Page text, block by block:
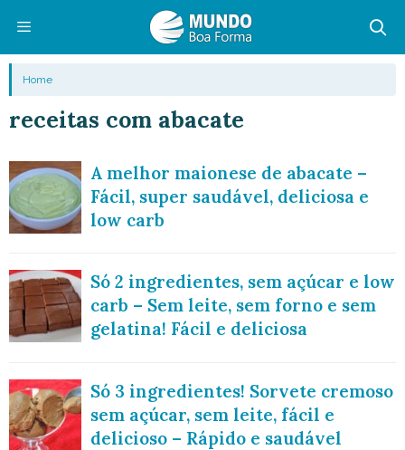
conteúdo
Menu
Home
receitas com abacate
A melhor maionese de abacate –
Fácil, super saudável, deliciosa e
low carb
Só 2 ingredientes, sem açúcar e low
carb – Sem leite, sem forno e sem
gelatina! Fácil e deliciosa
Só 3 ingredientes! Sorvete cremoso
sem açúcar, sem leite, fácil e
delicioso – Rápido e saudável